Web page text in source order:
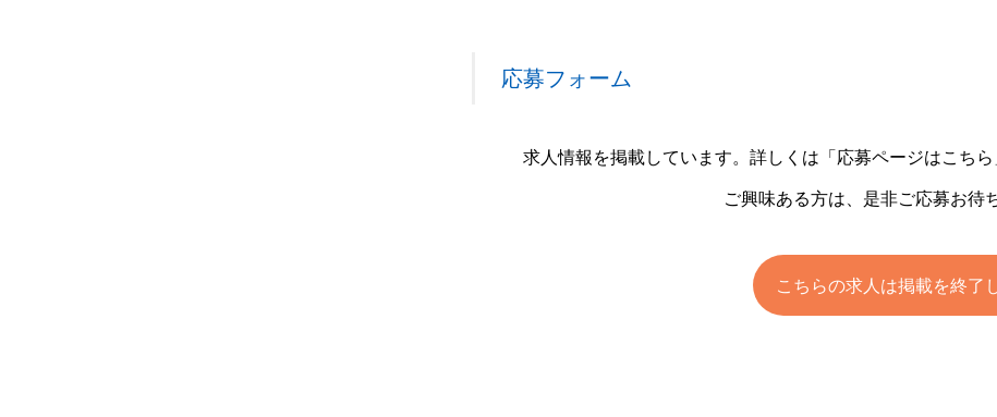
応募フォーム
求人情報を掲載しています。詳しくは「応募ページはこち
ご興味ある方は、是非ご応募お待
こちらの求人は掲載を終了